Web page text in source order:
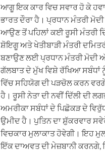
ਆਗੂ ਇਕ ਕਾਰ ਵਿਚ ਸਵਾਰ ਹੋ ਕੇ
ਭਾਰਤ ਦੌਰਾ ਹੈ। ਪ੍ਰਧਾਨ ਮੰਤਰੀ
ਆਉਣ ਤੋਂ ਪਹਿਲਾਂ ਕਈ ਰੂਸੀ ਮੰਤਰੀ
ਸ਼ੋਇਗੂ ਅਤੇ ਖੇਤੀਬਾੜੀ ਮੰਤਰੀ
ਬਣਾਉਣ ਲਈ ਪ੍ਰਧਾਨ ਮੰਤਰੀ ਮੋਦੀ
ਗੱਲਬਾਤ ਦੇ ਮੁੱਖ ਵਿਸ਼ੇ ਰੱਖਿਆ ਸਬੰਧਾਂ
ਵਿੱਚ ਸਹਿਯੋਗ ਦੀ ਪੜਚੋਲ ਕਰਨ
ਹੈ। ਰੂਸੀ ਨੇਤਾ ਦੀ ਨਵੀਂ ਦਿੱਲੀ ਦੀ
ਅਮਰੀਕਾ ਸਬੰਧਾਂ ਦੇ ਪਿਛੋਕੜ ਦੇ
ਉਮੀਦ ਹੈ। ਪੁਤਿਨ ਦਾ ਸ਼ੁੱਕਰਵਾਰ
ਵਿਚਕਾਰ ਮੁਲਾਕਾਤ ਹੋਵੇਗੀ। ਇਹ
ਇੱਕ ਦਾਅਵਤ ਦੀ ਮੇਜ਼ਬਾਨੀ ਕਰਨਗੇ,